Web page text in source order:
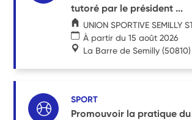
tutoré par le président ...
UNION SPORTIVE SEMILLY
À partir du 15 août 2026
La Barre de Semilly (50810)
SPORT
Promouvoir la pratique du